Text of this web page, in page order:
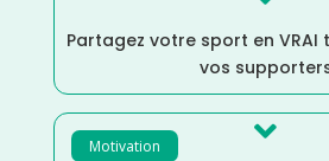
Partagez votre sport en VRAI
vos
Motivation 